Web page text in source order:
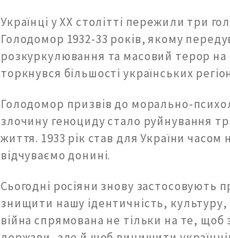
Українці у XX столітті пережили три
Голодомор 1932-33 років, якому
розкуркулювання та масовий терор на
торкнувся більшості українських
Голодомор призвів до морально-
злочину геноциду стало руйнування
життя. 1933 рік став для України
відчуваємо донині.
Сьогодні росіяни знову застосовують
знищити нашу ідентичність, культуру,
війна спрямована не тільки на те, щоб